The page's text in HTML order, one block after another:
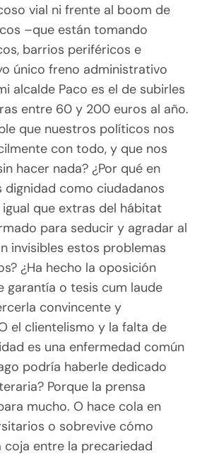
vial ni frente al boom de
–que están tomando
barrios periféricos e
único freno administrativo
alcalde Paco es el de subirles
entre 60 y 200 euros al año.
que nuestros políticos nos
con todo, y que nos
hacer nada? ¿Por qué en
dignidad como ciudadanos
que extras del hábitat
para seducir y agradar al
invisibles estos problemas
¿Ha hecho la oposición
garantía o tesis cum laude
convincente y
el clientelismo y la falta de
es una enfermedad común
podría haberle dedicado
Porque la prensa
mucho. O hace cola en
o sobrevive cómo
coja entre la precariedad